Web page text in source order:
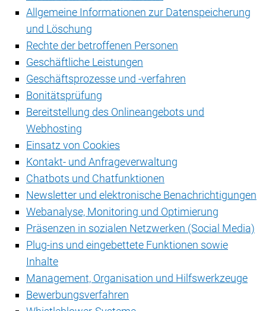
Allgemeine Informationen zur Datenspeicherung
und Löschung
Rechte der betroffenen Personen
Geschäftliche Leistungen
Geschäftsprozesse und -verfahren
Bonitätsprüfung
Bereitstellung des Onlineangebots und
Webhosting
Einsatz von Cookies
Kontakt- und Anfrageverwaltung
Chatbots und Chatfunktionen
Newsletter und elektronische Benachrichtigungen
Webanalyse, Monitoring und Optimierung
Präsenzen in sozialen Netzwerken (Social Media)
Plug-ins und eingebettete Funktionen sowie
Inhalte
Management, Organisation und Hilfswerkzeuge
Bewerbungsverfahren